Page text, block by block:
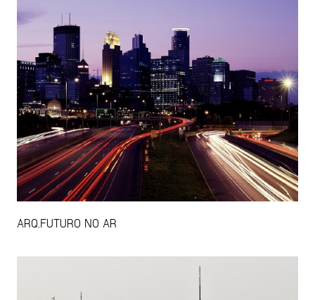
ARQ.FUTURO NO AR